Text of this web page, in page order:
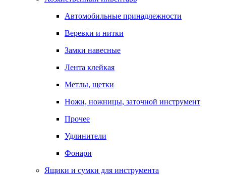
Автомобильные принадлежности
Веревки и нитки
Замки навесные
Лента клейкая
Метлы, щетки
Ножи, ножницы, заточной инструмент
Прочее
Удлинители
Фонари
Ящики и сумки для инструмента